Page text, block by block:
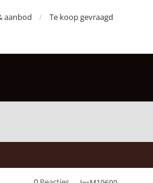
aanbod Te koop gevraagd